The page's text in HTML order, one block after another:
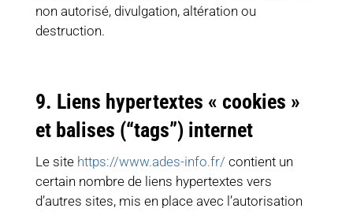
non autorisé, divulgation, altération ou
destruction.
9. Liens hypertextes « cookies »
et balises (“tags”) internet
Le site https://www.ades-info.fr/ contient un
certain nombre de liens hypertextes vers
d’autres sites, mis en place avec l’autorisation